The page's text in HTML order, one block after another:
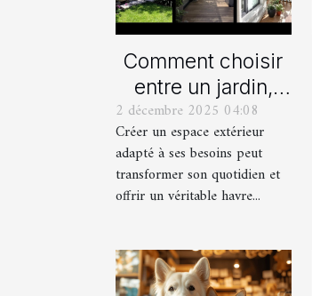
Comment choisir
entre un jardin,
une terrasse et un
balcon pour votre
espace extérieur ?
2 décembre 2025 04:08
Créer un espace extérieur
adapté à ses besoins peut
transformer son quotidien et
offrir un véritable havre...